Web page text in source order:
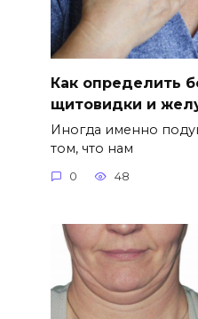
Как определить
щитовидки и
Иногда именно
том, что нам
0 48